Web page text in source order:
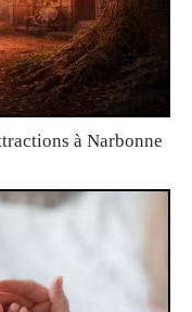
à Narbonne